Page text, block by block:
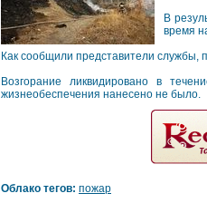
В
время
Как сообщили представители службы,
Возгорание ликвидировано в
жизнеобеспечения нанесено не было.
Облако тегов: пожар